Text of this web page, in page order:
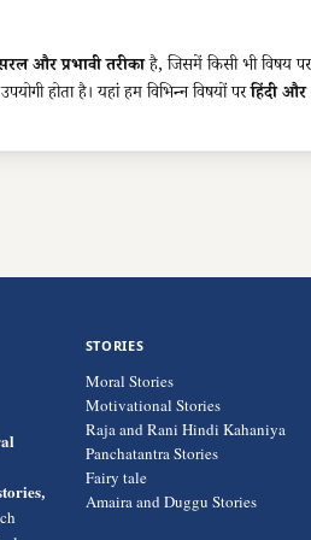
और प्रभावी तरीकाहै, जिसमें किसी भी विषय
होता है। यहां हम विभिन्न विषयों परहिंदी
STORIES
Moral Stories
Motivational Stories
Raja and Rani Hindi Kahaniya
Panchatantra Stories
Fairy tale
Amaira and Duggu Stories